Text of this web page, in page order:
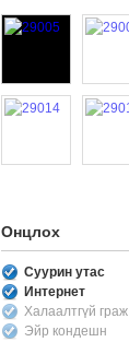
Онцлох
Суурин утас
Интернет
Халаалтгүй граж
Эйр кондешн